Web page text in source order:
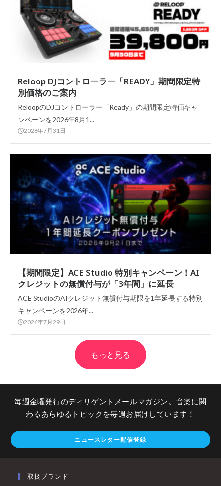
Reloop DJコントローラー「READY」期間限定特
別価格のご案内
ReloopのDJコントローラー「Ready」の期間限定特価キャ
ンペーンを2026年8月1...
2026年7月31日
【期間限定】ACE Studio 特別キャンペーン！AI
クレジットの無償付与が「3年間」に延長
ACE StudioのAIクレジット無償付与期限を1年延長する特別
キャンペーンを2026年...
2026年7月29日
もっと見る
毎週金曜発行のディリゲントメールマガジン。音楽に関
わるあらゆるトピックを毎週お届けしています！
ニュースレター配信登録
取扱ブランド